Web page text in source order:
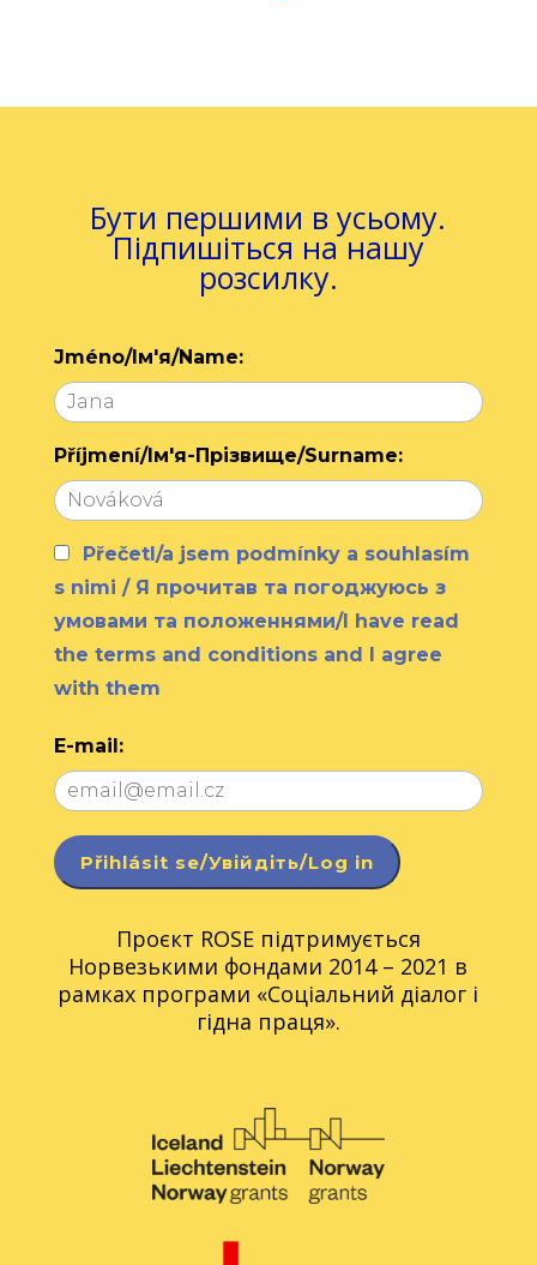
Бути першими в усьому.
Підпишіться на нашу
розсилку.
Jméno/Ім'я/Name:
Příjmení/Ім'я-Прізвище/Surname:
Přečetl/a jsem podmínky a souhlasím
s nimi / Я прочитав та погоджуюсь з
умовами та положеннями/I have read
the terms and conditions and I agree
with them
E-mail:
Проєкт ROSE підтримується
Норвезькими фондами 2014 – 2021 в
рамках програми «Соціальний діалог і
гідна праця».